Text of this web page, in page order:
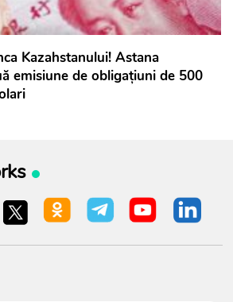
Kazahstanului! Astana
emisiune de obligațiuni de 500